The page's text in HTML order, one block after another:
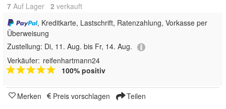
7 Auf Lager 2 verkauft
, Kreditkarte, Lastschrift, Ratenzahlung, Vorkasse per
Überweisung
Zustellung: Di, 11. Aug. bis Fr, 14. Aug.
Verkäufer: reifenhartmann24
100% positiv
Merken Preis vorschlagen Teilen